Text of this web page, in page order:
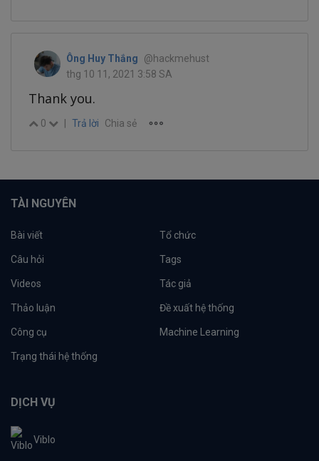
Ông Huy Thắng
@hackmehust
thg 10 11, 2021 3:58 SA
Thank you.
0 Trả lời Chia sẻ
TÀI NGUYÊN
Bài viết Tổ chức
Câu hỏi Tags
Videos Tác giả
Thảo luận Đề xuất hệ thống
Công cụ Machine Learning
Trạng thái hệ thống
DỊCH VỤ
Viblo